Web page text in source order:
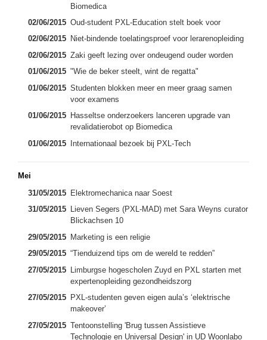
Biomedica
02/06/2015 Oud-student PXL-Education stelt boek voor
02/06/2015 Niet-bindende toelatingsproef voor lerarenopleiding
02/06/2015 Zaki geeft lezing over ondeugend ouder worden
01/06/2015 "Wie de beker steelt, wint de regatta"
01/06/2015 Studenten blokken meer en meer graag samen
voor examens
01/06/2015 Hasseltse onderzoekers lanceren upgrade van
revalidatierobot op Biomedica
01/06/2015
Internationaal bezoek bij PXL-Tech
Mei
31/05/2015 Elektromechanica naar Soest
31/05/2015 Lieven Segers (PXL-MAD) met Sara Weyns curator
Blickachsen 10
29/05/2015 Marketing is een religie
29/05/2015 “Tienduizend tips om de wereld te redden”
27/05/2015 Limburgse hogescholen Zuyd en PXL starten met
expertenopleiding gezondheidszorg
27/05/2015 PXL-studenten geven eigen aula’s ‘elektrische
makeover’
27/05/2015 Tentoonstelling 'Brug tussen Assistieve
Technologie en Universal Design' in UD Woonlabo